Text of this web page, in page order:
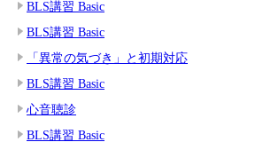
BLS講習 Basic
BLS講習 Basic
「異常の気づき」と初期対応
BLS講習 Basic
心音聴診
BLS講習 Basic